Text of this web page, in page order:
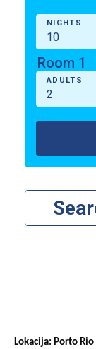
Lokacija: Porto Rio